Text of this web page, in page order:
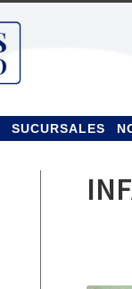
SUCURSALES